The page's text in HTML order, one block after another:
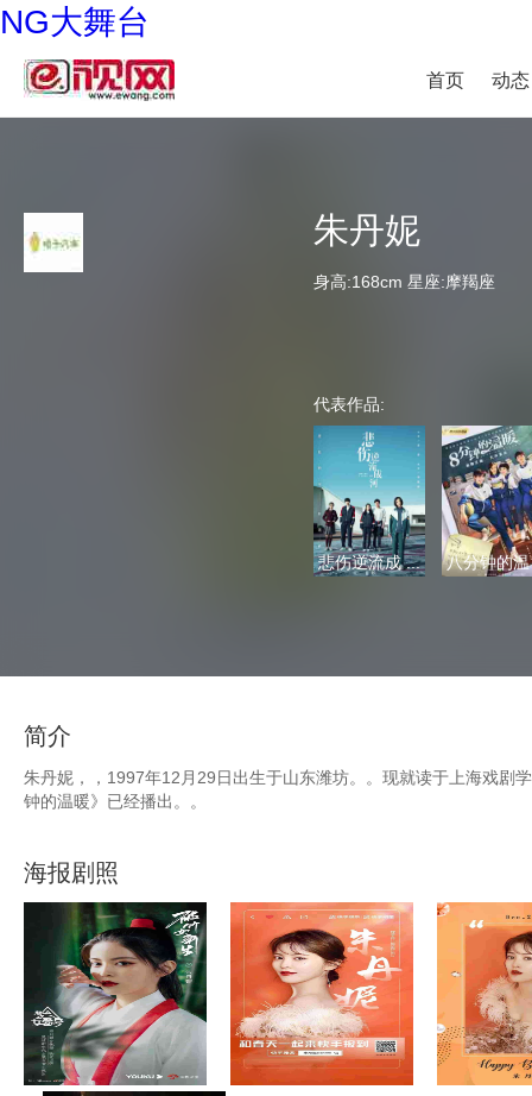
NG大舞台
首页 动态
朱丹妮
身高:168cm 星座:摩羯座
代表作品:
悲伤逆流成 ... 八分钟的
简介
朱丹妮，，1997年12月29日出生于山东潍坊。。现就读于上海戏剧学
钟的温暖》已经播出。。
海报剧照